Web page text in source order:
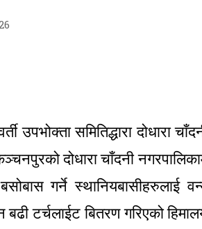
उपभोक्ता समितिद्धारा दोधारा
दोधारा चाँदनी
गर्ने स्थानियबासीहरुलाई
टर्चलाईट बितरण गरिएको